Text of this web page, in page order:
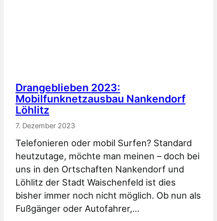
Drangeblieben 2023:
Mobilfunknetzausbau Nankendorf
Löhlitz
7. Dezember 2023
Telefonieren oder mobil Surfen? Standard
heutzutage, möchte man meinen – doch bei
uns in den Ortschaften Nankendorf und
Löhlitz der Stadt Waischenfeld ist dies
bisher immer noch nicht möglich. Ob nun als
Fußgänger oder Autofahrer,…